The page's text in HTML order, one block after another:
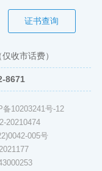
证书查询
仅收市话费）
8671
备10203241号-12
20210474
005号